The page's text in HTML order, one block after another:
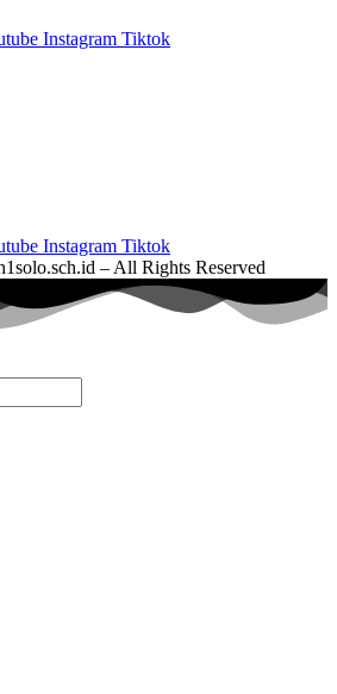
Instagram Tiktok
Instagram Tiktok
– All Rights Reserved